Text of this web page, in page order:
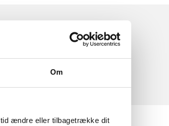
Om
ændre eller tilbagetrække dit